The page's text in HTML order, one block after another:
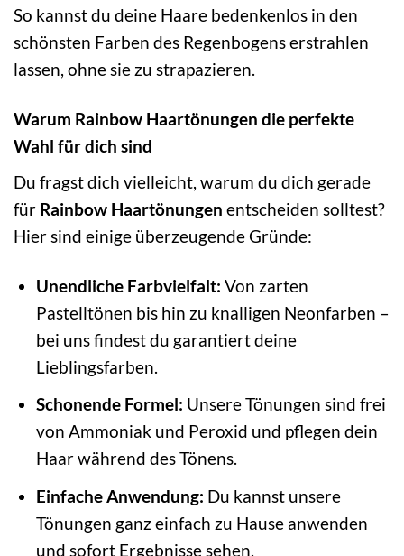
So kannst du deine Haare bedenkenlos in den
schönsten Farben des Regenbogens erstrahlen
lassen, ohne sie zu strapazieren.
Warum Rainbow Haartönungen die perfekte
Wahl für dich sind
Du fragst dich vielleicht, warum du dich gerade
für Rainbow Haartönungen entscheiden solltest?
Hier sind einige überzeugende Gründe:
Unendliche Farbvielfalt: Von zarten
Pastelltönen bis hin zu knalligen Neonfarben –
bei uns findest du garantiert deine
Lieblingsfarben.
Schonende Formel: Unsere Tönungen sind frei
von Ammoniak und Peroxid und pflegen dein
Haar während des Tönens.
Einfache Anwendung: Du kannst unsere
Tönungen ganz einfach zu Hause anwenden
und sofort Ergebnisse sehen.